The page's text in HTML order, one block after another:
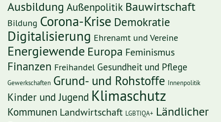
Ausbildung Außenpolitik Bauwirtschaft
Bildung Corona-Krise Demokratie
Digitalisierung Ehrenamt und Vereine
Energiewende Europa Feminismus
Finanzen Freihandel Gesundheit und Pflege
Gewerkschaften Grund- und Rohstoffe Innenpolitik
Kinder und Jugend Klimaschutz
Kommunen Landwirtschaft LGBTIQA+ Ländlicher